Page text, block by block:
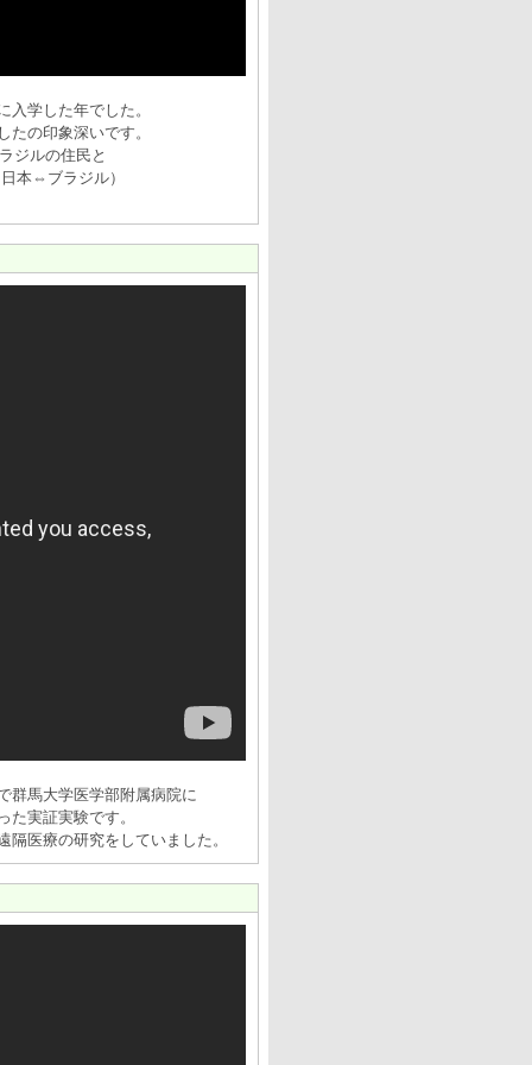
学した年でした。
の印象深いです。
ジルの住民と
本⇔ブラジル）
群馬大学医学部附属病院に
実証実験です。
医療の研究をしていました。